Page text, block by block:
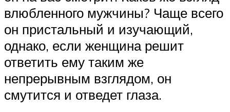
влюбленного мужчины? Чаще всего
он пристальный и изучающий,
однако, если женщина решит
ответить ему таким же
непрерывным взглядом, он
смутится и отведет глаза.